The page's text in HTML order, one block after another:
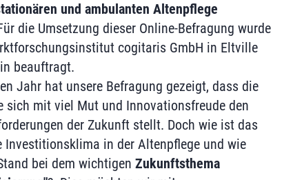
und ambulanten Altenpflege
die Umsetzung dieser Online-Befragung wurde
cogitaris GmbH in Eltville
beauftragt.
Jahr hat unsere Befragung gezeigt, dass die
sich mit viel Mut und Innovationsfreude den
der Zukunft stellt. Doch wie ist das
Investitionsklima in der Altenpflege und wie
bei dem wichtigen Zukunftsthema